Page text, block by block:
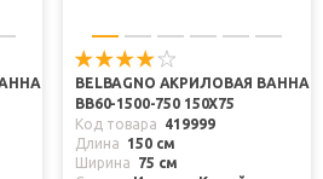
BELBAGNO АКРИЛОВАЯ ВАННА
BB60-1500-750 150X75
Код товара
419999
Длина
150 см
Ширина
75 см